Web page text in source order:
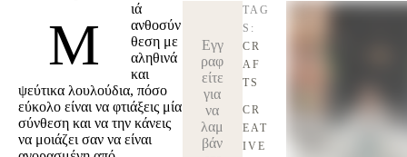
Μ
ιά
ανθοσύν
θεση με
αληθινά
και
ψεύτικα λουλούδια, πόσο
εύκολο είναι να φτιάξεις μία
σύνθεση και να την κάνεις
να μοιάζει σαν να είναι
Εγγ
ραφ
είτε
για
να
λαμ
βάν
TAG
S:
CR
AF
TS
CR
EAT
IVE